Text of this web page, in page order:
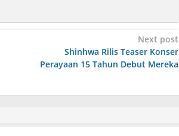
Next post
Shinhwa Rilis Teaser Konser
Perayaan 15 Tahun Debut Mereka